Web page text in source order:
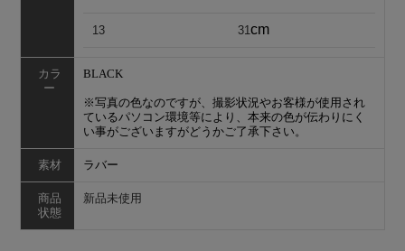
13 31cm
カラ
ー
BLACK
※写真の色なのですが、撮影状況やお客様が使用され
ているパソコン環境等により、本来の色が伝わりにく
い事がございますがどうかご了承下さい。
素材 ラバー
商品
状態
新品未使用